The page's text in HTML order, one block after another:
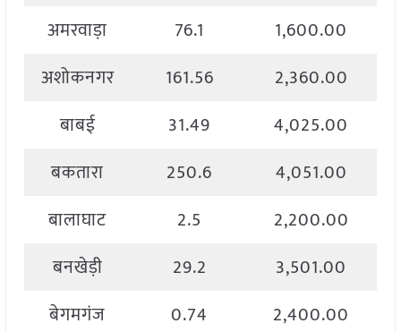
अमरवाड़ा 76.1
1,600.00
अशोकनगर
161.56
2,360.00
बाबई
31.49
4,025.00
बकतारा
250.6
4,051.00
बालाघाट
2.5
2,200.00
बनखेड़ी
29.2
3,501.00
बेगमगंज
0.74
2,400.00